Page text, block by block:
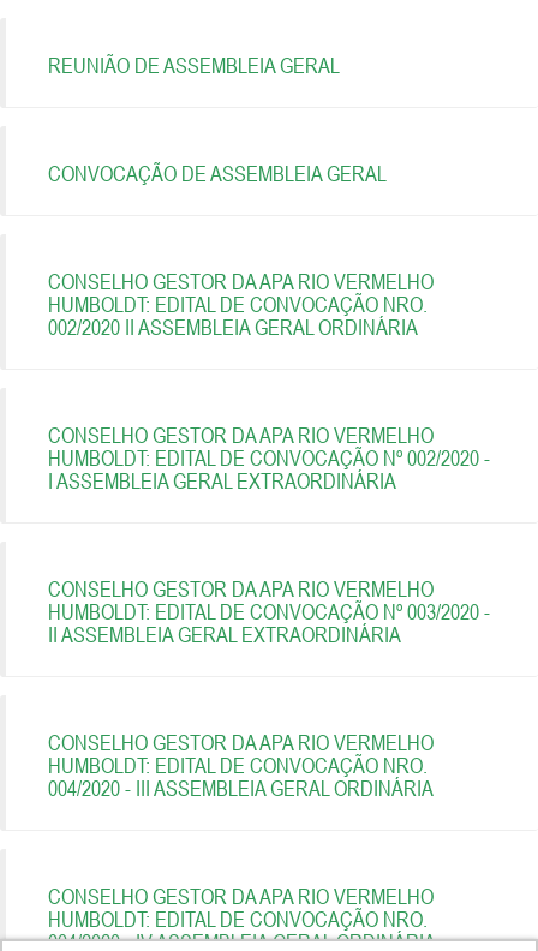
REUNIÃO DE ASSEMBLEIA GERAL
CONVOCAÇÃO DE ASSEMBLEIA GERAL
CONSELHO GESTOR DA APA RIO VERMELHO
HUMBOLDT: EDITAL DE CONVOCAÇÃO NRO.
002/2020 II ASSEMBLEIA GERAL ORDINÁRIA
CONSELHO GESTOR DA APA RIO VERMELHO
HUMBOLDT: EDITAL DE CONVOCAÇÃO Nº 002/2020 -
I ASSEMBLEIA GERAL EXTRAORDINÁRIA
CONSELHO GESTOR DA APA RIO VERMELHO
HUMBOLDT: EDITAL DE CONVOCAÇÃO Nº 003/2020 -
II ASSEMBLEIA GERAL EXTRAORDINÁRIA
CONSELHO GESTOR DA APA RIO VERMELHO
HUMBOLDT: EDITAL DE CONVOCAÇÃO NRO.
004/2020 - III ASSEMBLEIA GERAL ORDINÁRIA
CONSELHO GESTOR DA APA RIO VERMELHO
HUMBOLDT: EDITAL DE CONVOCAÇÃO NRO.
004/2020 - IV ASSEMBLEIA GERAL ORDINÁRIA